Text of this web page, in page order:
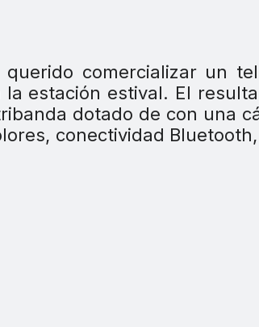
comercializar un
estación estival. El
dotado de con una
conectividad